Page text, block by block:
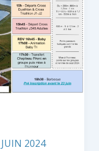
2024